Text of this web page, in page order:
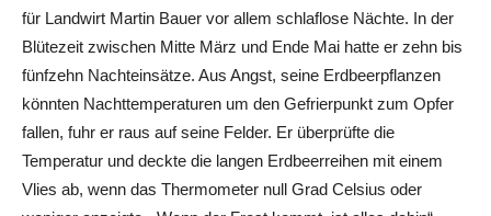
für Landwirt Martin Bauer vor allem schlaflose Nächte. In der
Blütezeit zwischen Mitte März und Ende Mai hatte er zehn bis
fünfzehn Nachteinsätze. Aus Angst, seine Erdbeerpflanzen
könnten Nachttemperaturen um den Gefrierpunkt zum Opfer
fallen, fuhr er raus auf seine Felder. Er überprüfte die
Temperatur und deckte die langen Erdbeerreihen mit einem
Vlies ab, wenn das Thermometer null Grad Celsius oder